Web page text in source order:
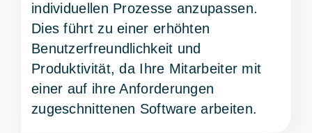
individuellen Prozesse anzupassen.
Dies führt zu einer erhöhten
Benutzerfreundlichkeit und
Produktivität, da Ihre Mitarbeiter mit
einer auf ihre Anforderungen
zugeschnittenen Software arbeiten.